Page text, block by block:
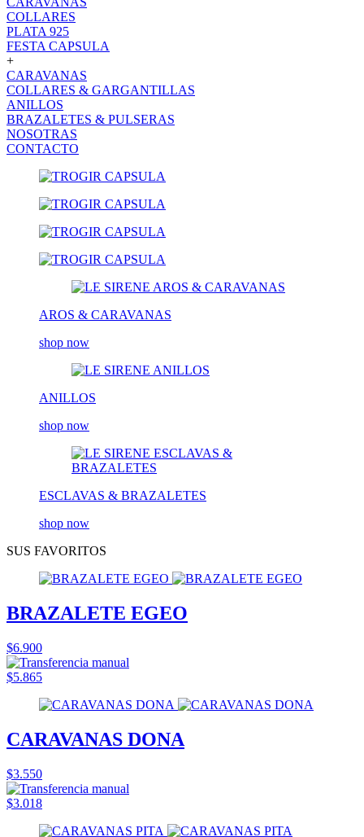
COLLARES
PLATA 925
FESTA CAPSULA
+
CARAVANAS
COLLARES & GARGANTILLAS
ANILLOS
BRAZALETES & PULSERAS
NOSOTRAS
CONTACTO
AROS & CARAVANAS
shop now
ANILLOS
shop now
ESCLAVAS & BRAZALETES
shop now
SUS FAVORITOS
BRAZALETE EGEO
$6.900
$5.865
CARAVANAS DONA
$3.550
$3.018